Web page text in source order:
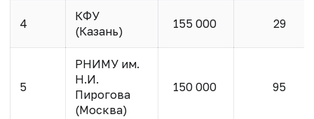
4
КФУ
(Казань)
155 000 29
5
РНИМУ им.
Н.И.
Пирогова
(Москва)
150 000 95